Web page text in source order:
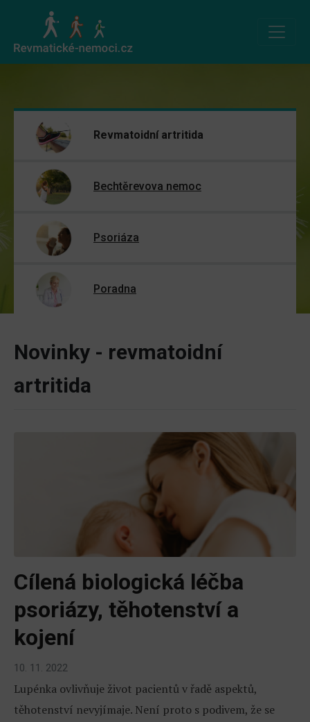
Revmatoidní artritida
Bechtěrevova nemoc
Psoriáza
Poradna
Novinky - revmatoidní
artritida
Cílená biologická léčba
psoriázy, těhotenství a
kojení
10. 11. 2022
Lupénka ovlivňuje život pacientů v řadě aspektů,
těhotenství nevyjímaje. Není proto s podivem, že se